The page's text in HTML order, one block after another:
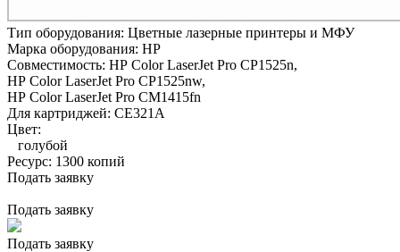
Тип оборудования: Цветные лазерные принтеры и МФУ
Марка оборудования: HP
Совместимость: HP Color LaserJet Pro CP1525n,
HP Color LaserJet Pro CP1525nw,
HP Color LaserJet Pro CM1415fn
Для картриджей: CE321A
Цвет:
голубой
Ресурс: 1300 копий
Подать заявку
Подать заявку
Подать заявку